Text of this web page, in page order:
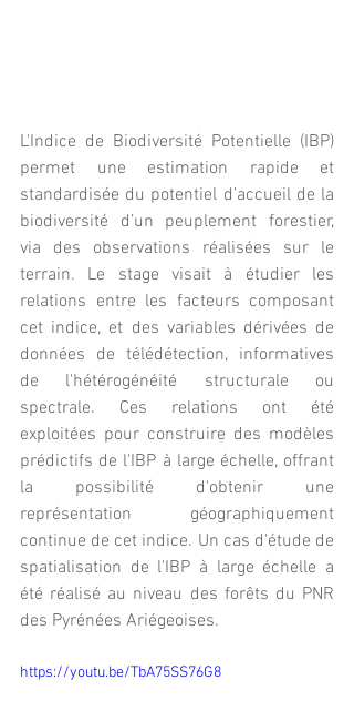
L'Indice de Biodiversité Potentielle (IBP)
permet une estimation rapide et
standardisée du potentiel d’accueil de la
biodiversité d’un peuplement forestier,
via des observations réalisées sur le
terrain. Le stage visait à étudier les
relations entre les facteurs composant
cet indice, et des variables dérivées de
données de télédétection, informatives
de l'hétérogénéité structurale ou
spectrale. Ces relations ont été
exploitées pour construire des modèles
prédictifs de l'IBP à large échelle, offrant
la possibilité d'obtenir une
représentation géographiquement
continue de cet indice. Un cas d'étude de
spatialisation de l'IBP à large échelle a
été réalisé au niveau des forêts du PNR
des Pyrénées Ariégeoises.
https://youtu.be/TbA75SS76G8